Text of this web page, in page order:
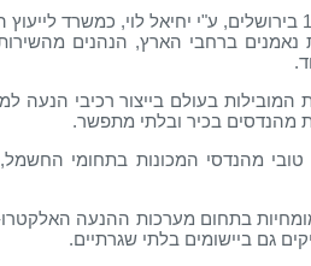
ברחבי הארץ, הנהנים
בעולם בייצור רכיבי הנעה
מהנדסים בכיר ובלתי מתפשר.
בתחום מערכות ההנעה האלקטרו-
גם ביישומים בלתי שגרתיים.